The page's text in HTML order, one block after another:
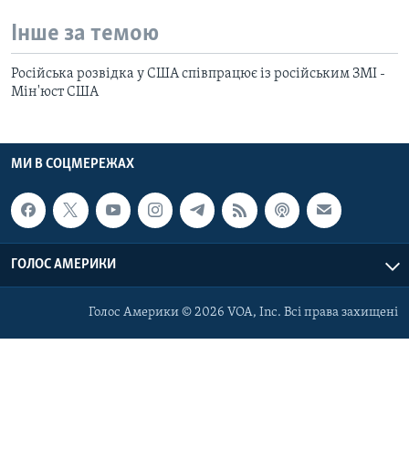
Інше за темою
Російська розвідка у США співпрацює із російським ЗМІ -
Мін'юст США
МИ В СОЦМЕРЕЖАХ
ГОЛОС АМЕРИКИ
Голос Америки © 2026 VOA, Inc. Всі права захищені